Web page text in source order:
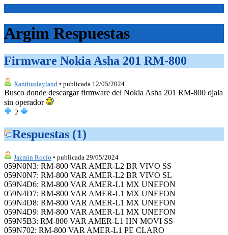
Argim Respuestas
Firmware Nokia Asha 201 RM-800
Xanthuslayland • publicada 12/05/2024
Busco donde descargar firmware del Nokia Asha 201 RM-800 ojala
sin operador
2
Respuestas (1)
Jazmín Rocío • publicada 29/05/2024
059N0N3: RM-800 VAR AMER-L2 BR VIVO SS
059N0N7: RM-800 VAR AMER-L2 BR VIVO SL
059N4D6: RM-800 VAR AMER-L1 MX UNEFON
059N4D7: RM-800 VAR AMER-L1 MX UNEFON
059N4D8: RM-800 VAR AMER-L1 MX UNEFON
059N4D9: RM-800 VAR AMER-L1 MX UNEFON
059N5B3: RM-800 VAR AMER-L1 HN MOVI SS
059N702: RM-800 VAR AMER-L1 PE CLARO